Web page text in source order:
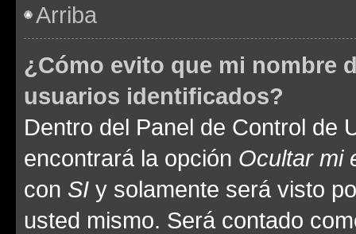
Arriba
¿Cómo evito que mi nombre
usuarios identificados?
Dentro del Panel de Control de
encontrará la opción Ocultar mi
con SI y solamente será visto
usted mismo. Será contado